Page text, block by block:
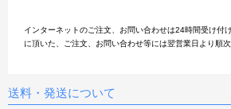
2019年4月1日 中古美容機器 入荷しました！
①キャビフル（痩身機器）/ 人気のキャビフルが入荷しま
2019年3月8日 中古美容機器 入荷しました！
インターネットのご注文、お問い合わせは24時間受け付
に頂いた、ご注文、お問い合わせ等には翌営業日より順次
送料・発送について